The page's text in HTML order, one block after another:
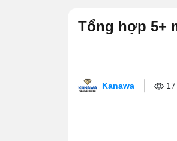
Tổng hợp 5+
Kanawa